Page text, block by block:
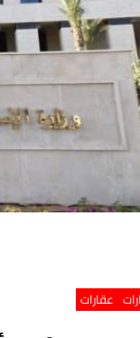
عقارات